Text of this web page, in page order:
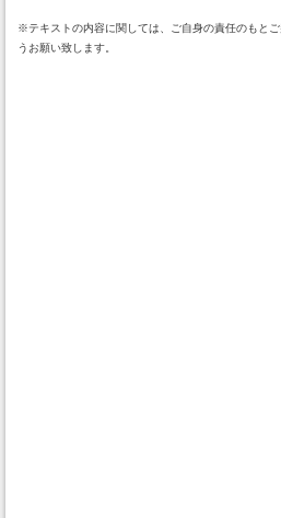
※テキストの内容に関しては、ご自身の責任のもとご
うお願い致します。